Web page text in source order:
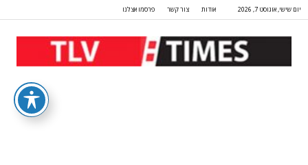
יום שישי, אוגוסט 7, 2026 אודות צור קשר פרסמו אצלנו